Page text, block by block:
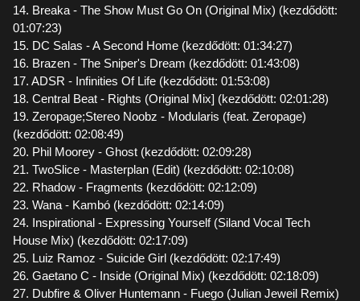
14. Breaka - The Show Must Go On (Original Mix) (kezdődött:
01:07:23)
15. DC Salas - A Second Home (kezdődött: 01:34:27)
16. Brazen - The Sniper's Dream (kezdődött: 01:43:08)
17. ADSR - Infinities Of Life (kezdődött: 01:53:08)
18. Central Beat - Rights (Original Mix] (kezdődött: 02:01:28)
19. Zeropage;Stereo Noobz - Modularis (feat. Zeropage)
(kezdődött: 02:08:49)
20. Phil Moorey - Ghost (kezdődött: 02:09:28)
21. TwoSlice - Masterplan (Edit) (kezdődött: 02:10:08)
22. Rhadow - Fragments (kezdődött: 02:12:09)
23. Wana - Kambó (kezdődött: 02:14:09)
24. Inspirational - Expressing Yourself (Siland Vocal Tech
House Mix) (kezdődött: 02:17:09)
25. Luiz Ramoz - Suicide Girl (kezdődött: 02:17:49)
26. Gaetano C - Inside (Original Mix) (kezdődött: 02:18:09)
27. Dubfire & Oliver Huntemann - Fuego (Julian Jeweil Remix)